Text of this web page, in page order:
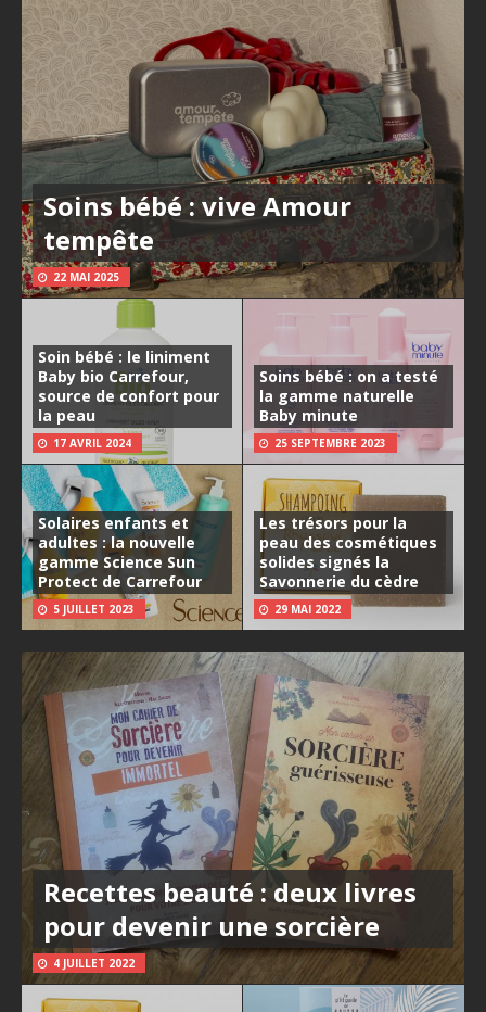
Soins bébé : vive Amour
tempête
22 MAI 2025
Soin bébé : le liniment
Baby bio Carrefour,
source de confort pour
la peau
17 AVRIL 2024
Soins bébé : on a testé
la gamme naturelle
Baby minute
25 SEPTEMBRE 2023
Solaires enfants et
adultes : la nouvelle
gamme Science Sun
Protect de Carrefour
5 JUILLET 2023
Les trésors pour la
peau des cosmétiques
solides signés la
Savonnerie du cèdre
29 MAI 2022
Recettes beauté : deux livres
pour devenir une sorcière
4 JUILLET 2022